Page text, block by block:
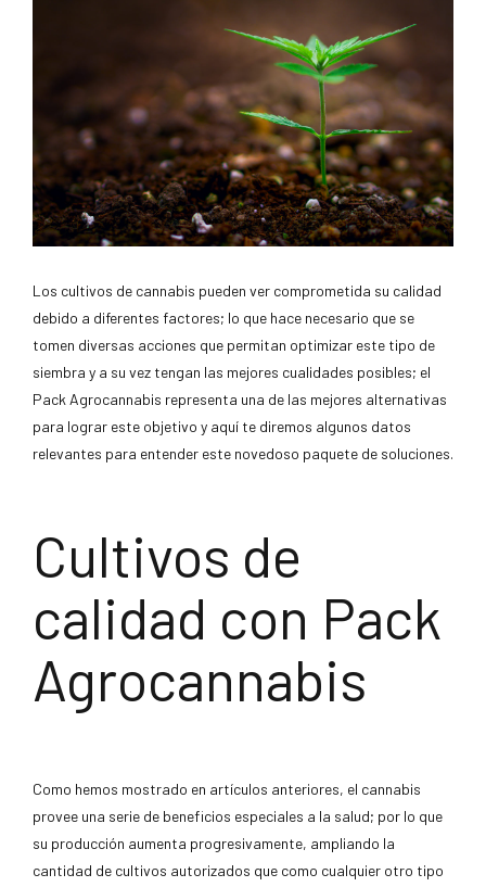
Los cultivos de cannabis pueden ver comprometida su calidad
debido a diferentes factores; lo que hace necesario que se
tomen diversas acciones que permitan optimizar este tipo de
siembra y a su vez tengan las mejores cualidades posibles; el
Pack Agrocannabis representa una de las mejores alternativas
para lograr este objetivo y aquí te diremos algunos datos
relevantes para entender este novedoso paquete de soluciones.
Cultivos de
calidad con Pack
Agrocannabis
Como hemos mostrado en artículos anteriores, el cannabis
provee una serie de beneficios especiales a la salud; por lo que
su producción aumenta progresivamente, ampliando la
cantidad de cultivos autorizados que como cualquier otro tipo